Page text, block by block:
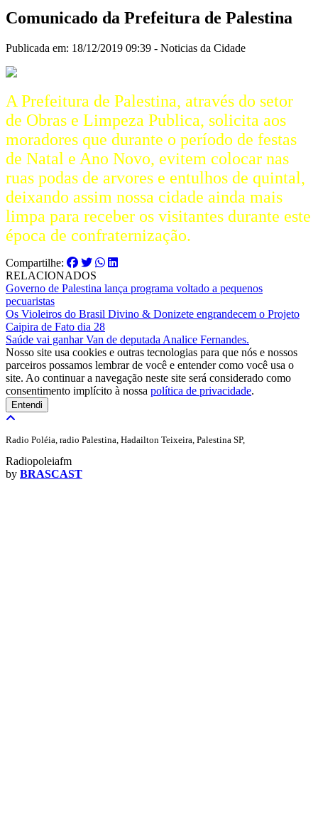
Comunicado da Prefeitura de Palestina
Publicada em: 18/12/2019 09:39 - Noticias da Cidade
A Prefeitura de Palestina, através do setor
de Obras e Limpeza Publica, solicita aos
moradores que durante o período de festas
de Natal e Ano Novo, evitem colocar nas
ruas podas de arvores e entulhos de quintal,
deixando assim nossa cidade ainda mais
limpa para receber os visitantes durante este
época de confraternização.
Compartilhe:
RELACIONADOS
Governo de Palestina lança programa voltado a pequenos
pecuaristas
Os Violeiros do Brasil Divino & Donizete engrandecem o Projeto
Caipira de Fato dia 28
Saúde vai ganhar Van de deputada Analice Fernandes.
Nosso site usa cookies e outras tecnologias para que nós e nossos
parceiros possamos lembrar de você e entender como você usa o
site. Ao continuar a navegação neste site será considerado como
consentimento implícito à nossa política de privacidade.
Entendi
Radio Poléia, radio Palestina, Hadailton Teixeira, Palestina SP,
Radiopoleiafm
by BRASCAST